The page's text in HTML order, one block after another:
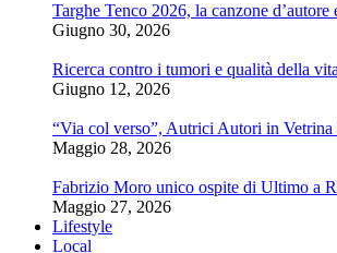
Targhe Tenco 2026, la canzone
Giugno 30, 2026
Ricerca contro i tumori e qualità della
Giugno 12, 2026
“Via col verso”, Autrici Autori in Vetrina
Maggio 28, 2026
Fabrizio Moro unico ospite di Ultimo a
Maggio 27, 2026
Lifestyle
Local